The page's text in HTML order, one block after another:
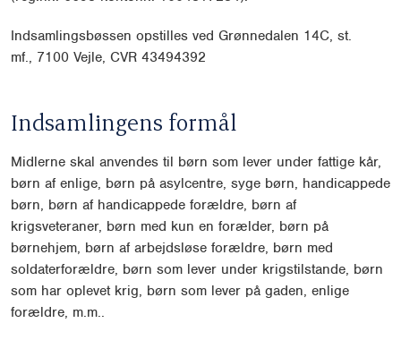
Indsamlingsbøssen opstilles ved Grønnedalen 14C, st.
mf., 7100 Vejle, CVR 43494392
Indsamlingens formål
Midlerne skal anvendes til børn som lever under fattige kår,
børn af enlige, børn på asylcentre, syge børn, handicappede
børn, børn af handicappede forældre, børn af
krigsveteraner, børn med kun en forælder, børn på
børnehjem, børn af arbejdsløse forældre, børn med
soldaterforældre, børn som lever under krigstilstande, børn
som har oplevet krig, børn som lever på gaden, enlige
forældre, m.m..